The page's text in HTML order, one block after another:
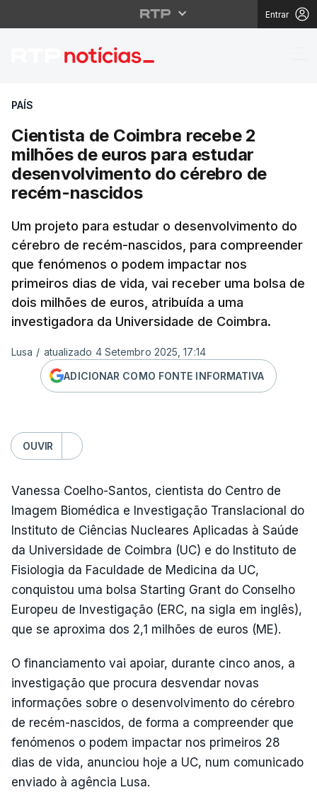
Entrar
Cientista de Coimbra
PAÍS
Cientista de Coimbra recebe 2
milhões de euros para estudar
desenvolvimento do cérebro de
recém-nascidos
Um projeto para estudar o desenvolvimento do
cérebro de recém-nascidos, para compreender
que fenómenos o podem impactar nos
primeiros dias de vida, vai receber uma bolsa de
dois milhões de euros, atribuída a uma
investigadora da Universidade de Coimbra.
Lusa / atualizado 4 Setembro 2025, 17:14
ADICIONAR COMO FONTE INFORMATIVA
OUVIR
Vanessa Coelho-Santos, cientista do Centro de
Imagem Biomédica e Investigação Translacional do
Instituto de Ciências Nucleares Aplicadas à Saúde
da Universidade de Coimbra (UC) e do Instituto de
Fisiologia da Faculdade de Medicina da UC,
conquistou uma bolsa Starting Grant do Conselho
Europeu de Investigação (ERC, na sigla em inglês),
que se aproxima dos 2,1 milhões de euros (ME).
O financiamento vai apoiar, durante cinco anos, a
investigação que procura desvendar novas
informações sobre o desenvolvimento do cérebro
de recém-nascidos, de forma a compreender que
fenómenos o podem impactar nos primeiros 28
dias de vida, anunciou hoje a UC, num comunicado
enviado à agência Lusa.